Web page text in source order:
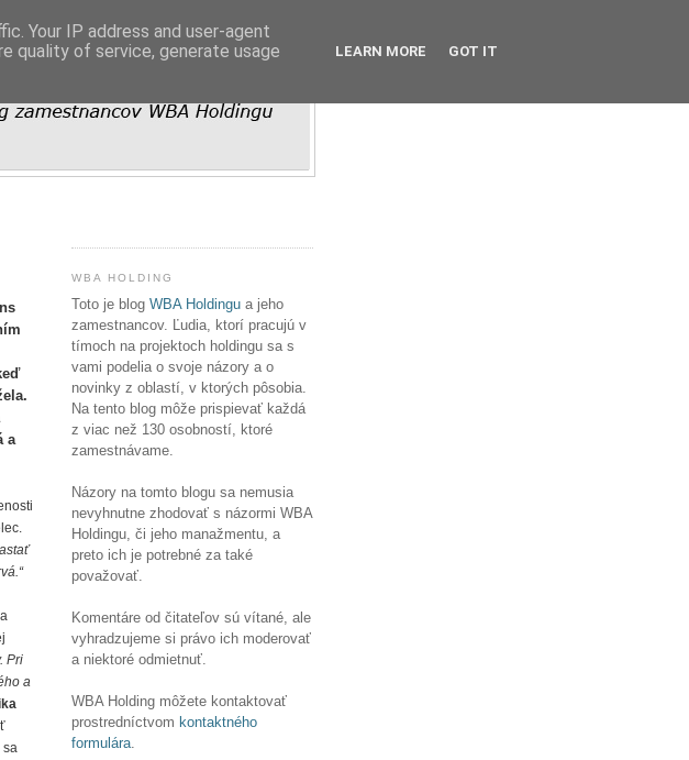
a
Pri
a
sa
WBA HOLDING
Toto je blog WBA Holdingu a jeho
zamestnancov. Ľudia, ktorí pracujú v
tímoch na projektoch holdingu sa s
vami podelia o svoje názory a o
novinky z oblastí, v ktorých pôsobia.
Na tento blog môže prispievať každá
z viac než 130 osobností, ktoré
zamestnávame.
Názory na tomto blogu sa nemusia
nevyhnutne zhodovať s názormi WBA
Holdingu, či jeho manažmentu, a
preto ich je potrebné za také
považovať.
Komentáre od čitateľov sú vítané, ale
vyhradzujeme si právo ich moderovať
a niektoré odmietnuť.
WBA Holding môžete kontaktovať
prostredníctvom kontaktného
formulára.
Your IP address and user-agent
quality of service, generate usage
LEARN MORE GOT IT